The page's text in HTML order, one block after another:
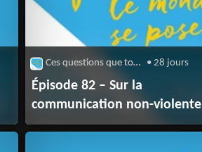
Ces questions que tout le monde se pose • 28 jours
Épisode 82 – Sur la
communication non-violente